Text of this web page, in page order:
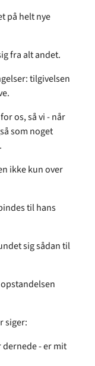
på helt nye
fra alt andet.
tilgivelsen
os, så vi - når
som noget
ikke kun over
til hans
sig sådan til
siger:
- er mit